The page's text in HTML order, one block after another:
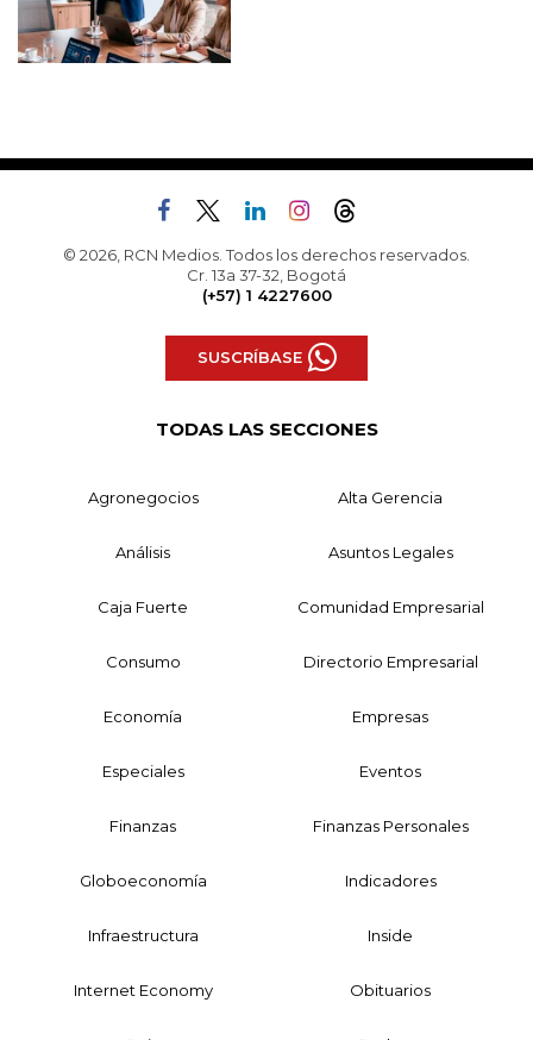
© 2026, RCN Medios. Todos los derechos reservados.
Cr. 13a 37-32, Bogotá
(+57) 1 4227600
SUSCRÍBASE
TODAS LAS SECCIONES
Agronegocios Alta Gerencia
Análisis Asuntos Legales
Caja Fuerte Comunidad Empresarial
Consumo Directorio Empresarial
Economía Empresas
Especiales Eventos
Finanzas Finanzas Personales
Globoeconomía Indicadores
Infraestructura Inside
Internet Economy Obituarios